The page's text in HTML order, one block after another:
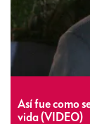
Así fue como
vida (VIDEO)